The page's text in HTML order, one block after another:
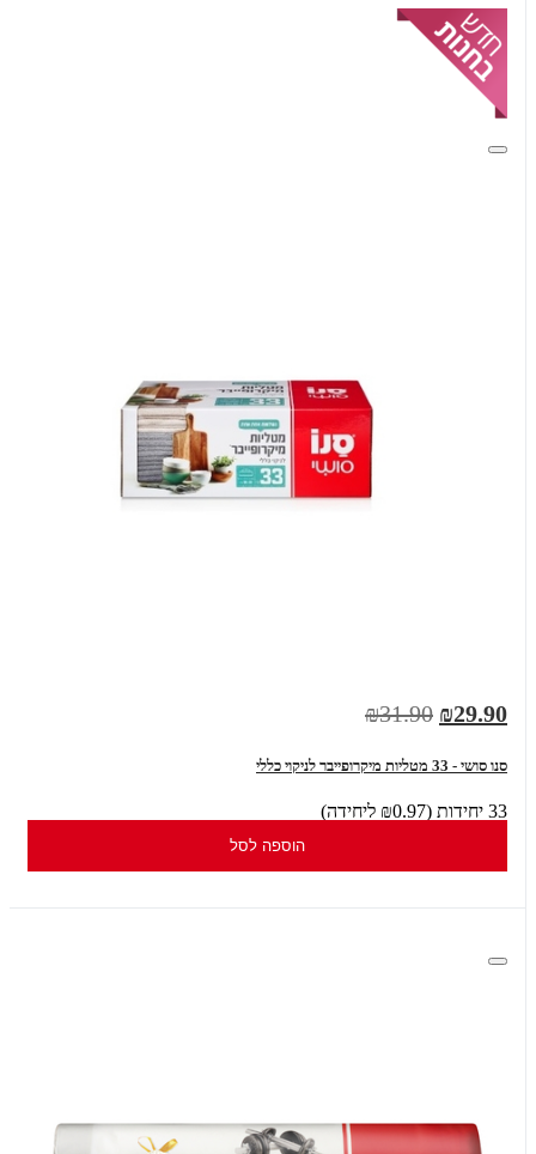
₪29.90
₪31.90
סנו סושי - 33 מטליות מיקרופייבר לניקוי כללי
33 יחידות (₪0.97 ליחידה)
הוספה לסל